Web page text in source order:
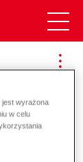
i
jest wyrażona
w celu